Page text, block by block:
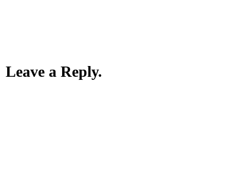
Leave a Reply.